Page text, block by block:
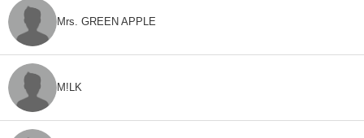
Mrs. GREEN APPLE
M!LK